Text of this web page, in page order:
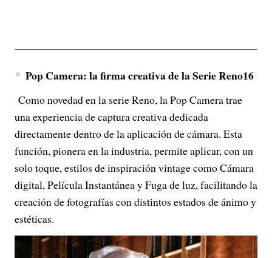
Pop Camera: la firma creativa de la Serie Reno16
Como novedad en la serie Reno, la Pop Camera trae
una experiencia de captura creativa dedicada
directamente dentro de la aplicación de cámara. Esta
función, pionera en la industria, permite aplicar, con un
solo toque, estilos de inspiración vintage como Cámara
digital, Película Instantánea y Fuga de luz, facilitando la
creación de fotografías con distintos estados de ánimo y
estéticas.